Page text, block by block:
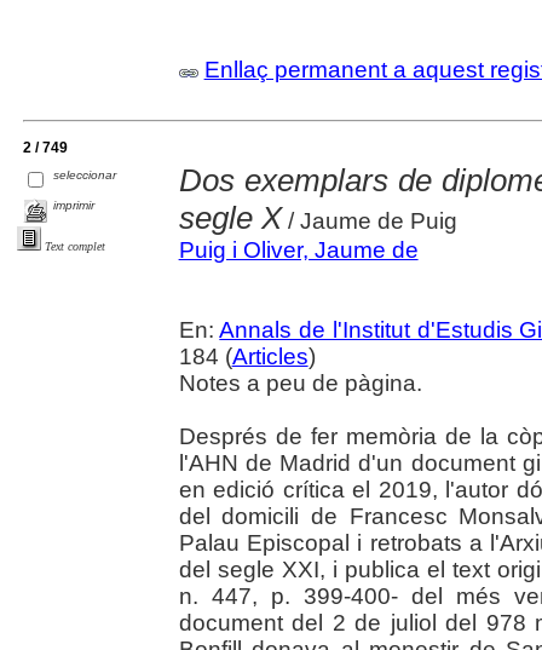
Enllaç permanent a aquest
2 / 749
seleccionar
imprimir
Text complet
Dos exemplars de
segle X / Jaume de Puig
Puig i Oliver, Jaume de
En:Annals de l'Institut d'Estudis
184 (Articles)
Notes a peu de pàgina.
Després de fer memòria de la
l'AHN de Madrid d'un document
en edició crítica el 2019, l'autor
del domicili de Francesc
Palau Episcopal i retrobats a
del segle XXI, i publica el text
n. 447, p. 399-400- del més
document del 2 de juliol del 978